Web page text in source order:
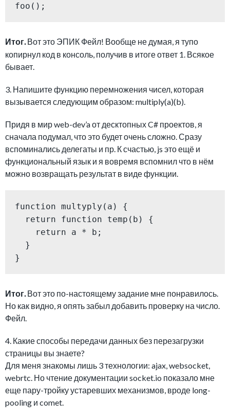
foo();
Итог. Вот это ЭПИК Фейл! Вообще не думая, я тупо
копирнул код в консоль, получив в итоге ответ 1. Всякое
бывает.
3. Напишите функцию перемножения чисел, которая
вызывается следующим образом: multiply(a)(b).
Придя в мир web-dev’a от десктопных C# проектов, я
сначала подумал, что это будет очень сложно. Сразу
вспоминались делегаты и пр. К счастью, js это ещё и
функциональный язык и я вовремя вспомнил что в нём
можно возвращать результат в виде функции.
function multyply(a) {
}
Итог. Вот это по-настоящему задание мне понравилось.
Но как видно, я опять забыл добавить проверку на число.
Фейл.
4. Какие способы передачи данных без перезагрузки
страницы вы знаете?
Для меня знакомы лишь 3 технологии: ajax, websocket,
webrtc. Но чтение документации socket.io показало мне
еще пару-тройку устаревших механизмов, вроде long-
pooling и comet.